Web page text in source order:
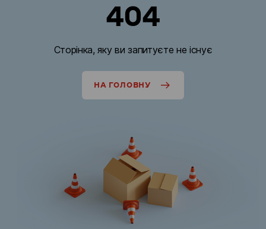
404
Сторінка, яку ви запитуєте не існує
НА ГОЛОВНУ